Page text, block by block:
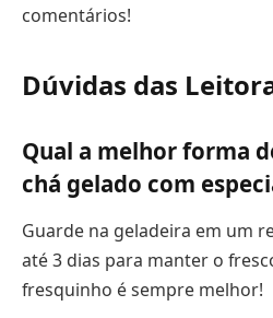
comentários!
Dúvidas das
Qual a melhor forma
chá gelado com
Guarde na geladeira em um
até 3 dias para manter o
fresquinho é sempre melhor!